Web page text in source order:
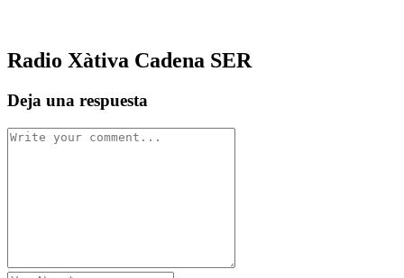
Radio Xàtiva Cadena SER
Deja una respuesta